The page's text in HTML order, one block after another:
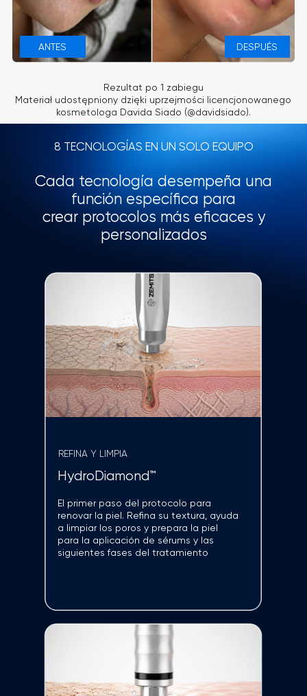
HydroDiamond™
El primer paso del protocolo para
renovar la piel. Refina su textura, ayuda
a limpiar los poros y prepara la piel
para la aplicación de sérums y las
Favorece la penetración de los
principios activos para proporcionar
una nutrición más intensa. Ideal para
tratamientos que requieren una acción
más profunda que la hidratación
superficial
APLICACIÓN PRECISA DE MESO SERUM
DermeBoost™
Diseñado para trabajar en zonas
específicas como el contorno de ojos,
los labios o las líneas de expresión.
Ideal para la aplicación